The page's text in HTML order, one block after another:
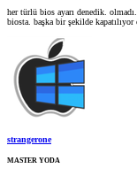
her türlü bios ayarı denedik.
biosta. başka bir şekilde kapatılıyor
strangerone
MASTER YODA